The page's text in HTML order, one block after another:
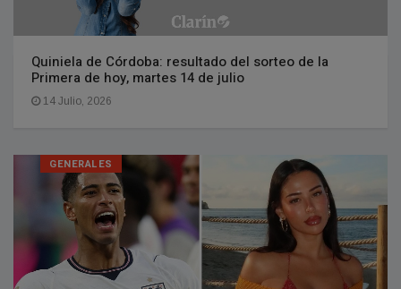
Quiniela de Córdoba: resultado del sorteo de la
Primera de hoy, martes 14 de julio
14 Julio, 2026
GENERALES